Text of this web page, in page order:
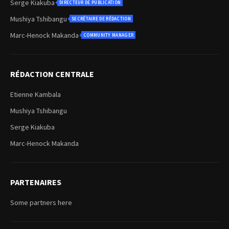
Serge Kiakuba DIRECTEUR DE PUBLICATION
Mushiya Tshibangu SECRÉTAIRE DE RÉDACTION
Marc-Henock Makanda COMMUNITY MANAGER
RÉDACTION CENTRALE
Etienne Kambala
Mushiya Tshibangu
Serge Kiakuba
Marc-Henock Makanda
PARTENAIRES
Some partners here